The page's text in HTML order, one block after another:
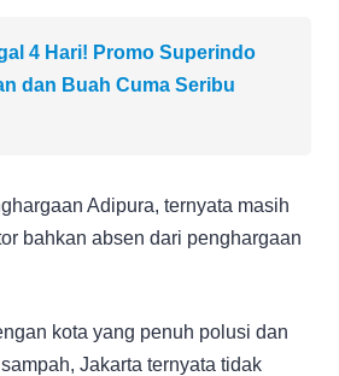
4 Hari! Promo Superindo
dan Buah Cuma Seribu
Adipura, ternyata masih
bahkan absen dari penghargaan
kota yang penuh polusi dan
Jakarta ternyata tidak